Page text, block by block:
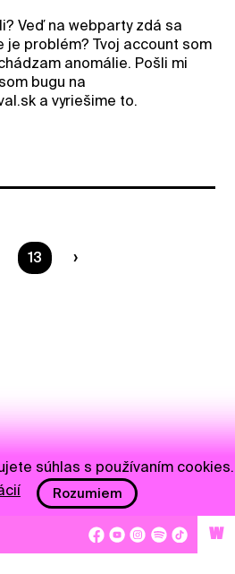
Veď na webparty zdá sa
je problém? Tvoj account som
anomálie. Pošli mi
bugu na
a vyriešime to.
Ste na strane
13
W
súhlas s používaním cookies.
Rozumiem